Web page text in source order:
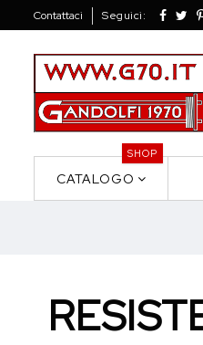
Contattaci Seguici:
CATALOGO
SHOP